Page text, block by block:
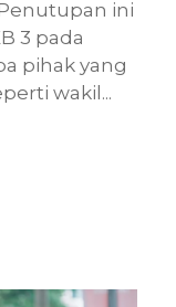
ini
3 pada
pihak yang
wakil...